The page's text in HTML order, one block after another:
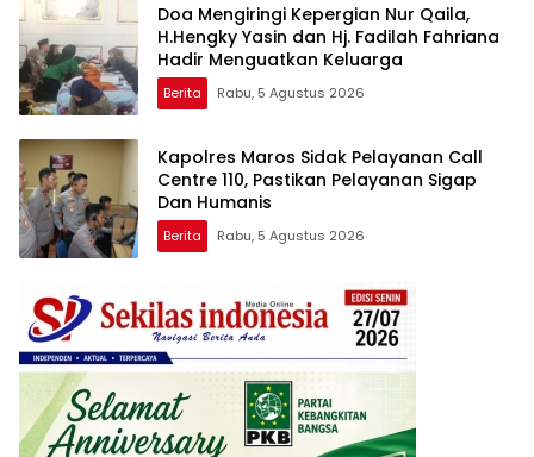
Doa Mengiringi Kepergian Nur Qaila,
H.Hengky Yasin dan Hj. Fadilah Fahriana
Hadir Menguatkan Keluarga
Berita Rabu, 5 Agustus 2026
Kapolres Maros Sidak Pelayanan Call
Centre 110, Pastikan Pelayanan Sigap
Dan Humanis
Berita Rabu, 5 Agustus 2026